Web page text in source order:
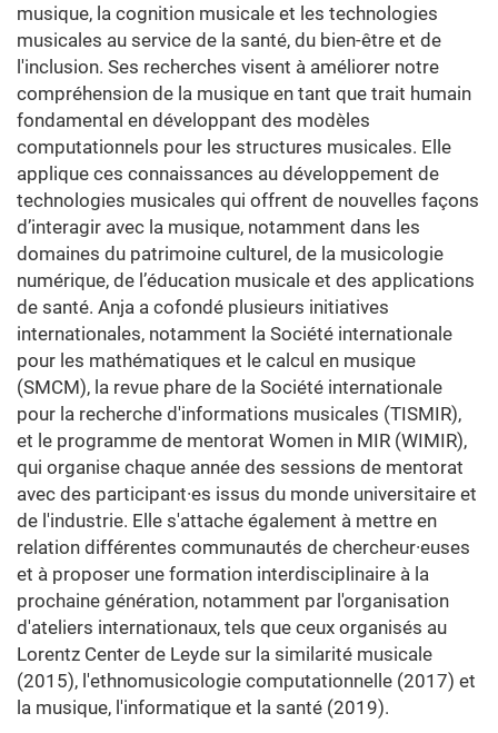
musique, la cognition musicale et les technologies
musicales au service de la santé, du bien-être et de
l'inclusion. Ses recherches visent à améliorer notre
compréhension de la musique en tant que trait humain
fondamental en développant des modèles
computationnels pour les structures musicales. Elle
applique ces connaissances au développement de
technologies musicales qui offrent de nouvelles façons
d’interagir avec la musique, notamment dans les
domaines du patrimoine culturel, de la musicologie
numérique, de l’éducation musicale et des applications
de santé. Anja a cofondé plusieurs initiatives
internationales, notamment la Société internationale
pour les mathématiques et le calcul en musique
(SMCM), la revue phare de la Société internationale
pour la recherche d'informations musicales (TISMIR),
et le programme de mentorat Women in MIR (WIMIR),
qui organise chaque année des sessions de mentorat
avec des participant·es issus du monde universitaire et
de l'industrie. Elle s'attache également à mettre en
relation différentes communautés de chercheur·euses
et à proposer une formation interdisciplinaire à la
prochaine génération, notamment par l'organisation
d'ateliers internationaux, tels que ceux organisés au
Lorentz Center de Leyde sur la similarité musicale
(2015), l'ethnomusicologie computationnelle (2017) et
la musique, l'informatique et la santé (2019).